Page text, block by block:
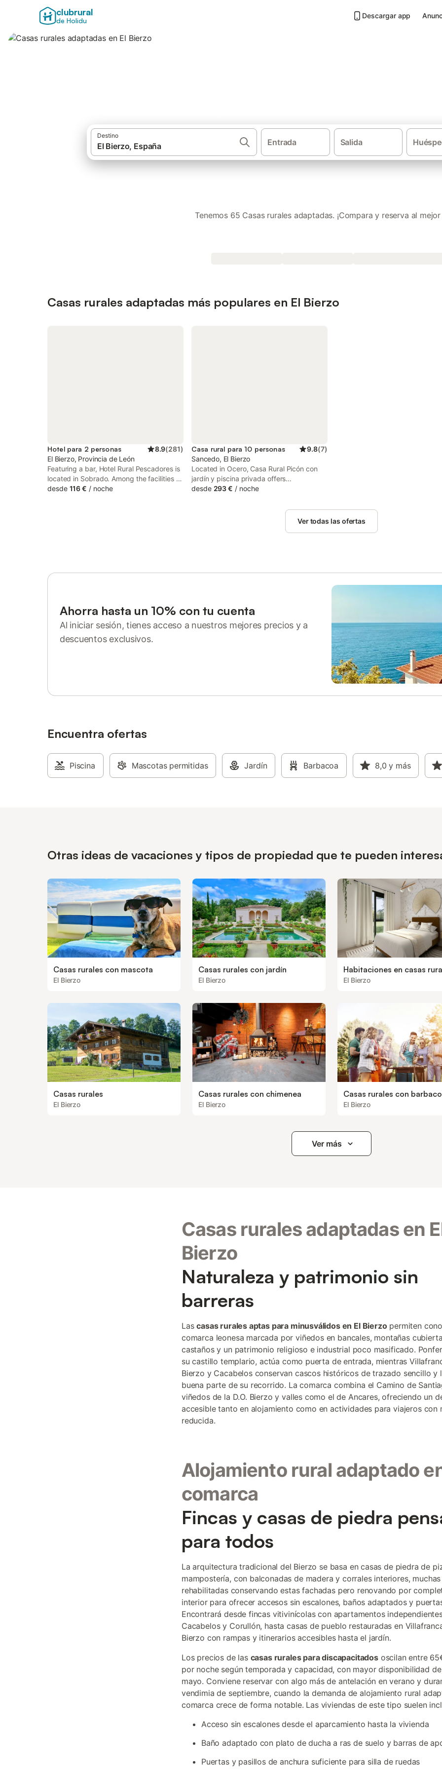
clubrural
de Holidu
Descargar app
Destino
Entrada Salida
Tenemos 65 Casas rurales adaptadas. ¡Compara y reserva al
Casas rurales adaptadas más populares en El Bierzo
Hotel para 2 personas 8.9(281)
El Bierzo, Provincia de León
Featuring a bar, Hotel Rural Pescadores is
located in Sobrado. Among the facilities of
this property are a restaurant, and a
desde 116 € / noche
Casa rural para 10 personas 9.8(7)
Sancedo, El Bierzo
Located in Ocero, Casa Rural Picón con
jardín y piscina privada offers
accommodation with a private pool, a
renovated chalet is located 37 km from
Las Médulas Roman Mines and 22 km
desde 293 € / noche
Ver todas las ofertas
Ahorra hasta un 10% con tu cuenta
Al iniciar sesión, tienes acceso a nuestros mejores precios y a
descuentos exclusivos.
Encuentra ofertas
Piscina Mascotas permitidas Jardín Barbacoa 8,0 y más
Otras ideas de vacaciones y tipos de propiedad que te pueden
Casas rurales con mascota
El Bierzo
Casas rurales con jardín
El Bierzo
Habitaciones en casas
El Bierzo
Casas rurales
El Bierzo
Casas rurales con chimenea
El Bierzo
Casas rurales con
El Bierzo
Ver más
Casas rurales adaptadas en
Bierzo
Naturaleza y patrimonio sin
barreras
Lascasas rurales aptas para minusválidos en El Bierzopermiten
comarca leonesa marcada por viñedos en bancales, montañas
castaños y un patrimonio religioso e industrial poco masificado.
su castillo templario, actúa como puerta de entrada, mientras
Bierzo y Cacabelos conservan cascos históricos de trazado sencillo y
buena parte de su recorrido. La comarca combina el Camino de
viñedos de la D.O. Bierzo y valles como el de Ancares, ofreciendo un
accesible tanto en alojamiento como en actividades para viajeros con
reducida.
Alojamiento rural adaptado
comarca
Fincas y casas de piedra
para todos
La arquitectura tradicional del Bierzo se basa en casas de piedra de
mampostería, con balconadas de madera y corrales interiores, muchas
rehabilitadas conservando estas fachadas pero renovando por
interior para ofrecer accesos sin escalones, baños adaptados y
Encontrará desde fincas vitivinícolas con apartamentos
Cacabelos y Corullón, hasta casas de pueblo restauradas en
Bierzo con rampas y itinerarios accesibles hasta el jardín.
Los precios de las casas rurales para discapacitadososcilan entre
por noche según temporada y capacidad, con mayor disponibilidad
mayo. Conviene reservar con algo más de antelación en verano y
vendimia de septiembre, cuando la demanda de alojamiento rural
comarca crece de forma notable. Las viviendas de este tipo suelen
Acceso sin escalones desde el aparcamiento hasta la vivienda
Baño adaptado con plato de ducha a ras de suelo y barras de
Puertas y pasillos de anchura suficiente para silla de ruedas